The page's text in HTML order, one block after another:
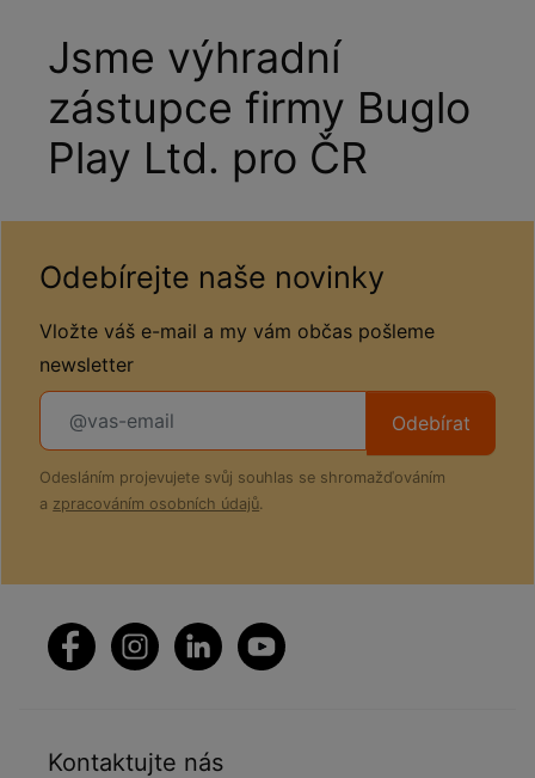
Jsme výhradní
zástupce firmy Buglo
Play Ltd. pro ČR
Odebírejte naše novinky
Vložte váš e-mail a my vám občas pošleme
newsletter
Odebírat
Odesláním projevujete svůj souhlas se shromažďováním
a zpracováním osobních údajů.
Kontaktujte nás